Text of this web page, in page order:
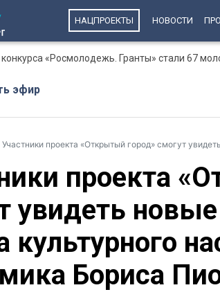
НАЦПРОЕКТЫ НОВОСТИ
«Росмолодежь. Гранты» стали 67
эфир
Участники проекта «Открытый город» смогут увидеть новые
проекта
увидеть
культурного
Бориса